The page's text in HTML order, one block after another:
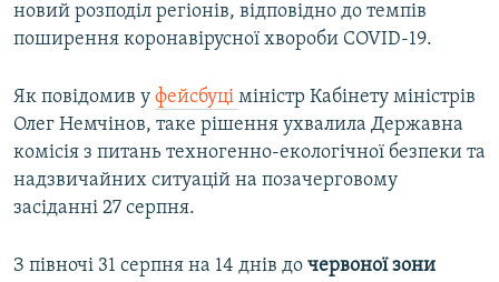
Усі сайти RFE/RL
новий розподіл регіонів, відповідно до темпів
поширення коронавірусної хвороби COVID-19.
Як повідомив у фейсбуці міністр Кабінету міністрів
Олег Немчінов, таке рішення ухвалила Державна
комісія з питань техногенно-екологічної безпеки та
надзвичайних ситуацій на позачерговому
засіданні 27 серпня.
З півночі 31 серпня на 14 днів до червоної зони